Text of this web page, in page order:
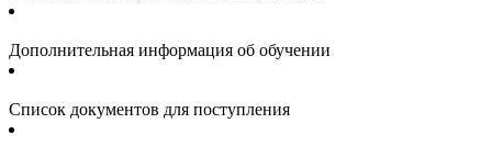
Дополнительная информация об обучении
Список документов для поступления